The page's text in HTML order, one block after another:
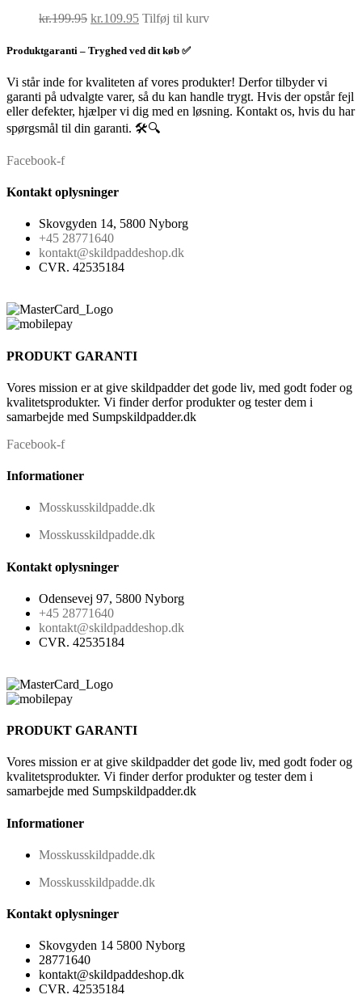
kr.199.95 Den
pris
var:
kr.199.95.
kr.109.95Den
pris
kr.109.95.
Tilføj til kurv
Produktgaranti – Tryghed ved dit køb ✅
Vi står inde for kvaliteten af vores produkter! Derfor tilbyder vi
garanti på udvalgte varer, så du kan handle trygt. Hvis der opstår fejl
eller defekter, hjælper vi dig med en løsning. Kontakt os, hvis du har
spørgsmål til din garanti. 🛠️🔍
Facebook-f
Kontakt oplysninger
Skovgyden 14, 5800 Nyborg
+45 28771640
kontakt@skildpaddeshop.dk
CVR. 42535184
PRODUKT GARANTI
Vores mission er at give skildpadder det gode liv, med godt foder og
kvalitetsprodukter. Vi finder derfor produkter og tester dem i
samarbejde med Sumpskildpadder.dk
Facebook-f
Informationer
Mosskusskildpadde.dk
Mosskusskildpadde.dk
Kontakt oplysninger
Odensevej 97, 5800 Nyborg
+45 28771640
kontakt@skildpaddeshop.dk
CVR. 42535184
PRODUKT GARANTI
Vores mission er at give skildpadder det gode liv, med godt foder og
kvalitetsprodukter. Vi finder derfor produkter og tester dem i
samarbejde med Sumpskildpadder.dk
Informationer
Mosskusskildpadde.dk
Mosskusskildpadde.dk
Kontakt oplysninger
Skovgyden 14 5800 Nyborg
28771640
kontakt@skildpaddeshop.dk
CVR. 42535184